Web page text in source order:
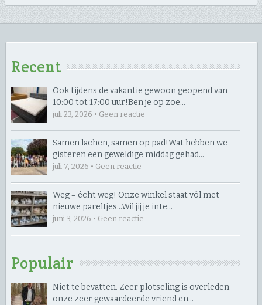
Recent
Ook tijdens de vakantie gewoon geopend van
10:00 tot 17:00 uur! ​Ben je op zoe…
juli 23, 2026 • Geen reactie
Samen lachen, samen op pad! ​Wat hebben we
gisteren een geweldige middag gehad…
juli 7, 2026 • Geen reactie
Weg = écht weg! Onze winkel staat vól met
nieuwe pareltjes… ​Wil jij je inte…
juni 3, 2026 • Geen reactie
Populair
Niet te bevatten. Zeer plotseling is overleden
onze zeer gewaardeerde vriend en…